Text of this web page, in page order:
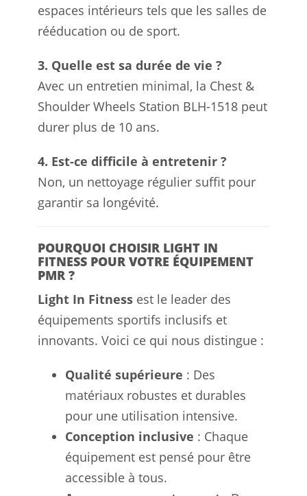
espaces intérieurs tels que les salles de
rééducation ou de sport.
3. Quelle est sa durée de vie ?
Avec un entretien minimal, la Chest &
Shoulder Wheels Station BLH-1518 peut
durer plus de 10 ans.
4. Est-ce difficile à entretenir ?
Non, un nettoyage régulier suffit pour
garantir sa longévité.
POURQUOI CHOISIR LIGHT IN
FITNESS POUR VOTRE ÉQUIPEMENT
PMR ?
Light In Fitness est le leader des
équipements sportifs inclusifs et
innovants. Voici ce qui nous distingue :
Qualité supérieure : Des
matériaux robustes et durables
pour une utilisation intensive.
Conception inclusive : Chaque
équipement est pensé pour être
accessible à tous.